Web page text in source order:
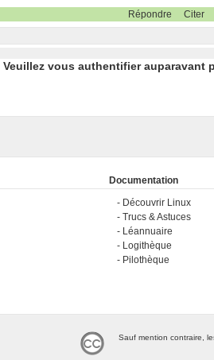
Répondre Citer
Veuillez vous authentifier auparavant
Documentation
Découvrir Linux
Trucs & Astuces
Léannuaire
Logithèque
Pilothèque
Sauf mention contraire,